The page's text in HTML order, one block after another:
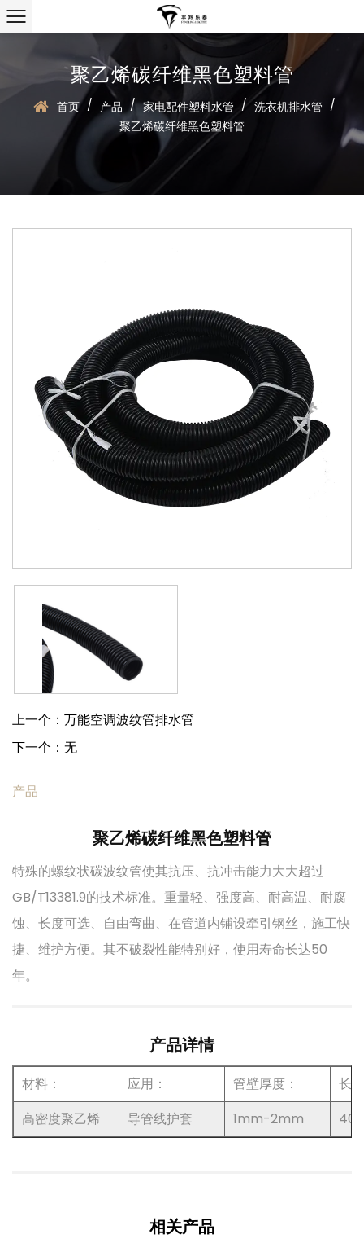
聚乙烯碳纤维黑色塑料管
首页 / 产品 / 家电配件塑料水管 / 洗衣机排水管 /
聚乙烯碳纤维黑色塑料管
上一个：万能空调波纹管排水管
下一个：无
产品
聚乙烯碳纤维黑色塑料管
特殊的螺纹状碳波纹管使其抗压、抗冲击能力大大超过
GB/T13381.9的技术标准。重量轻、强度高、耐高温、耐腐
蚀、长度可选、自由弯曲、在管道内铺设牵引钢丝，施工快
捷、维护方便。其不破裂性能特别好，使用寿命长达50
年。
产品详情
材料： 应用： 管壁厚度：
长
高密度聚乙烯
导管线护套 1mm-2mm
相关产品